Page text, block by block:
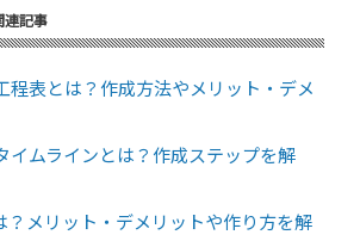
連記事
程表とは？作成方法やメリット・デメ
イムラインとは？作成ステップを解
？メリット・デメリットや作り方を解